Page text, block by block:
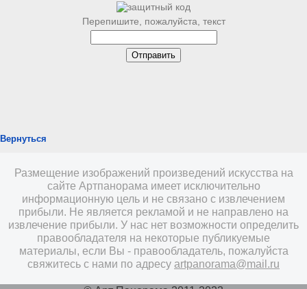
Перепишите, пожалуйста, текст
Вернуться
Размещение изображений произведений искусства на
сайте Артпанорама имеет исключительно
информационную цель и не связано с извлечением
прибыли. Не является рекламой и не направлено на
извлечение прибыли. У нас нет возможности определить
правообладателя на некоторые публикуемые
материалы, если Вы - правообладатель, пожалуйста
свяжитесь с нами по адресу artpanorama@mail.ru